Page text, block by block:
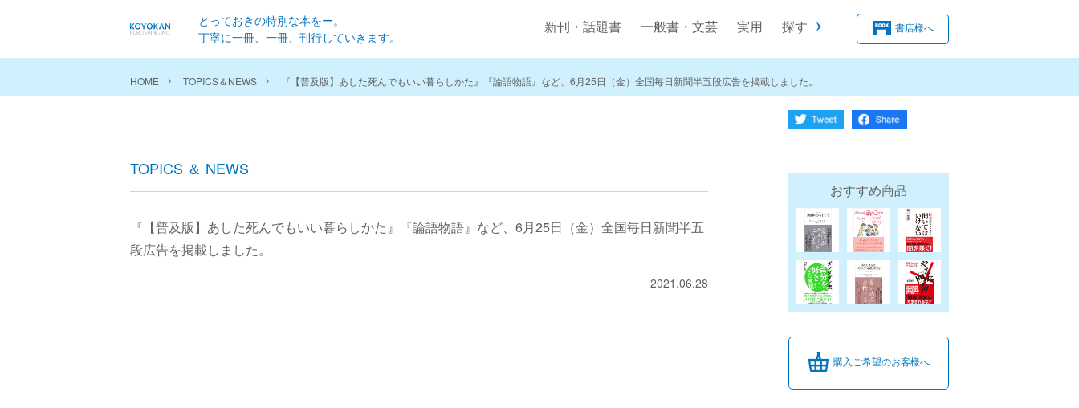
とっておきの特別な本をー。
丁寧に一冊、一冊、刊行していきます。
新刊・話題書 一般書・文芸 実用 探す 書店様へ
HOME TOPICS＆NEWS 『【普及版】あした死んでもいい暮らしかた』『論語物語』など、6月25日（金）全国毎日新聞半五段広告を掲載しました。
TOPICS ＆ NEWS
『【普及版】あした死んでもいい暮らしかた』『論語物語』など、6月25日（金）全国毎日新聞半五
段広告を掲載しました。
2021.06.28
おすすめ商品
購入ご希望のお客様へ